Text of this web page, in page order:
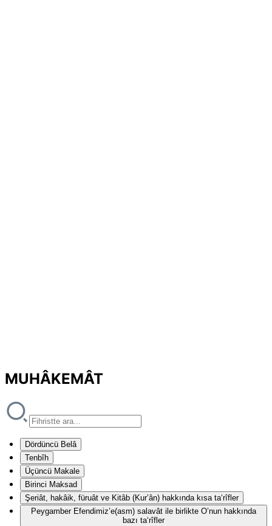
MUHÂKEMÂT
Dördüncü Belâ
Tenbîh
Üçüncü Makale
Birinci Maksad
Şeriât, hakâik, füruât ve Kitâb (Kur’ân) hakkında kısa ta‘rîfler
Peygamber Efendimiz’e(asm) salavât ile birlikte O’nun hakkında
bazı ta‘rîfler